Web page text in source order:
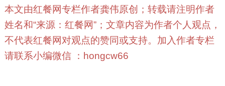
本文由红餐网专栏作者龚伟原创；转载请注明作者
姓名和“来源：红餐网”；文章内容为作者个人观点，
不代表红餐网对观点的赞同或支持。加入作者专栏
请联系小编微信 ：hongcw66